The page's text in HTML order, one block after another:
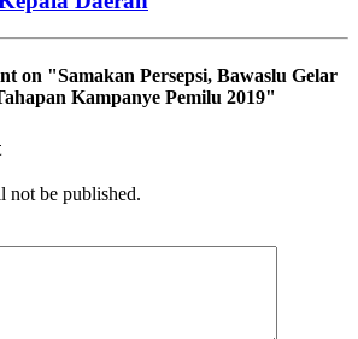
on "Samakan Persepsi, Bawaslu Gelar
Kampanye Pemilu 2019"
not be published.